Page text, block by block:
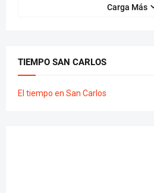
Carga Más
TIEMPO SAN CARLOS
El tiempo en San Carlos